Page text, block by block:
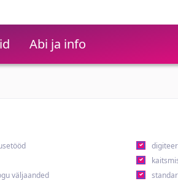
Abi ja info
väljaanded